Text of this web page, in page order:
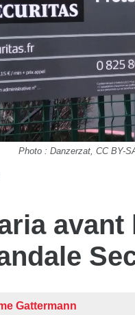
Photo : Danzerzat, CC BY-
Gattermann